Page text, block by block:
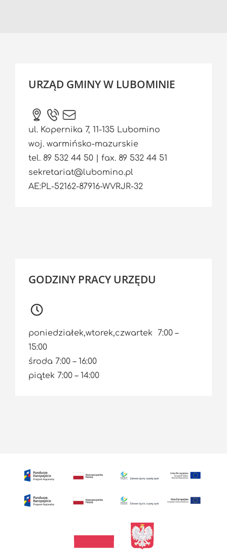
URZĄD GMINY W LUBOMINIE
ul. Kopernika 7, 11-135 Lubomino
woj. warmińsko-mazurskie
tel. 89 532 44 50 | fax. 89 532 44 51
sekretariat@lubomino.pl
AE:PL-52162-87916-WVRJR-32
GODZINY PRACY URZĘDU
poniedziałek,wtorek,czwartek 7:00 –
15:00
środa 7:00 – 16:00
piątek 7:00 – 14:00